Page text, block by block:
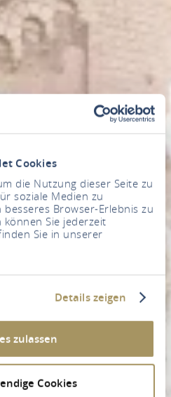
Cookies
die Nutzung dieser Seite zu
soziale Medien zu
Browser-Erlebnis zu
Sie jederzeit
Sie in unserer
Details zeigen
zulassen
Cookies